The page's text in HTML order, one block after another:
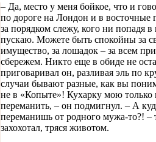
– Да, место у меня бойкое, что и
по дороге на Лондон и в восточные
за порядком слежу, кого ни попадя
пускаю. Можете быть спокойны за
имущество, за лошадок – за всем
сбережем. Никто еще в обиде не
приговаривал он, разливая эль по
случаи бывают разные, как вы
не в «Копыте»! Кухарку мою только
переманить, – он подмигнул. – А
переманишь от родного мужа-то?! –
захохотал, тряся животом.